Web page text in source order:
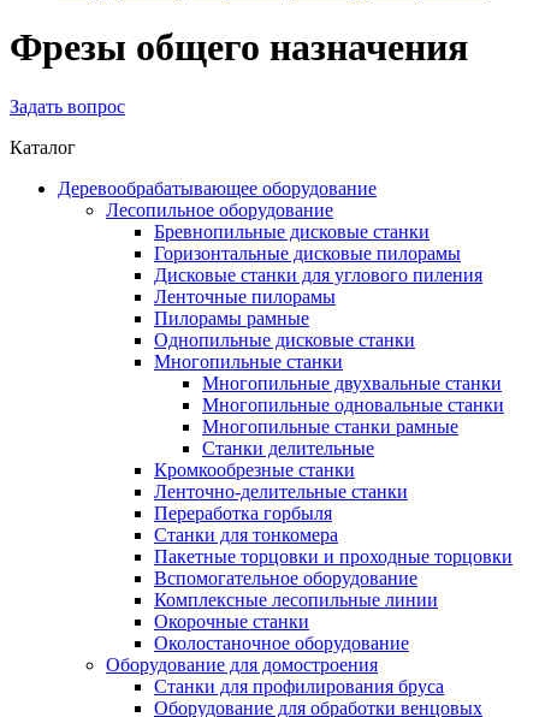
Фрезы общего назначения
Задать вопрос
Каталог
Деревообрабатывающее оборудование
Лесопильное оборудование
Бревнопильные дисковые станки
Горизонтальные дисковые пилорамы
Дисковые станки для углового пиления
Ленточные пилорамы
Пилорамы рамные
Однопильные дисковые станки
Многопильные станки
Многопильные двухвальные станки
Многопильные одновальные станки
Многопильные станки рамные
Станки делительные
Кромкообрезные станки
Ленточно-делительные станки
Переработка горбыля
Станки для тонкомера
Пакетные торцовки и проходные торцовки
Вспомогательное оборудование
Комплексные лесопильные линии
Окорочные станки
Околостаночное оборудование
Оборудование для домостроения
Станки для профилирования бруса
Оборудование для обработки венцовых